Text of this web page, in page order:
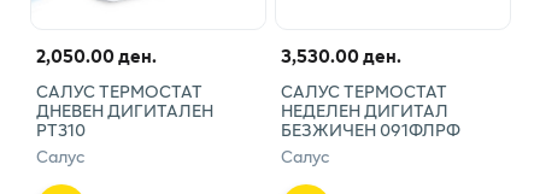
2,050.00 ден.
САЛУС ТЕРМОСТАТ
ДНЕВЕН ДИГИТАЛЕН
РТ310
Салус
3,530.00 ден.
САЛУС ТЕРМОСТАТ
НЕДЕЛЕН ДИГИТАЛ
БЕЗЖИЧЕН 091ФЛРФ
Салус